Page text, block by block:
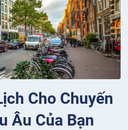
Cho Chuyến
Âu Của Bạn